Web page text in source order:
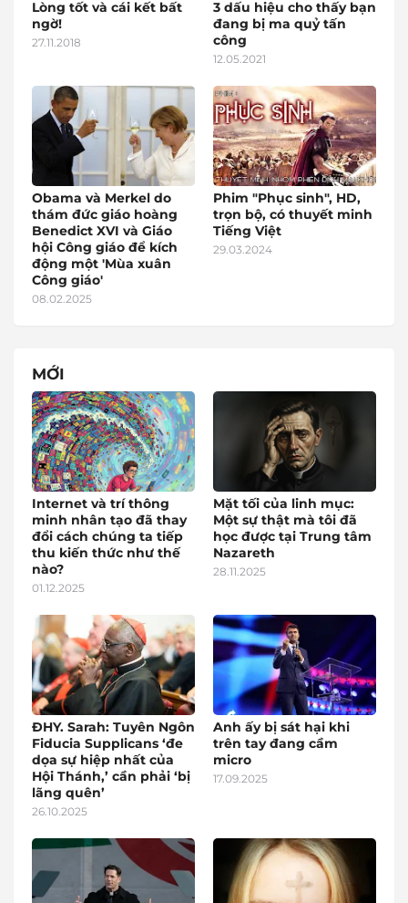
Lòng tốt và cái kết bất
ngờ!
27.11.2018
3 dấu hiệu cho thấy bạn
đang bị ma quỷ tấn
công
12.05.2021
Obama và Merkel do
thám đức giáo hoàng
Benedict XVI và Giáo
hội Công giáo để kích
động một 'Mùa xuân
Công giáo'
08.02.2025
Phim "Phục sinh", HD,
trọn bộ, có thuyết minh
Tiếng Việt
29.03.2024
MỚI
Internet và trí thông
minh nhân tạo đã thay
đổi cách chúng ta tiếp
thu kiến thức như thế
nào?
01.12.2025
Mặt tối của linh mục:
Một sự thật mà tôi đã
học được tại Trung tâm
Nazareth
28.11.2025
ĐHY. Sarah: Tuyên Ngôn
Fiducia Supplicans ‘đe
dọa sự hiệp nhất của
Hội Thánh,’ cần phải ‘bị
lãng quên’
26.10.2025
Anh ấy bị sát hại khi
trên tay đang cầm
micro
17.09.2025